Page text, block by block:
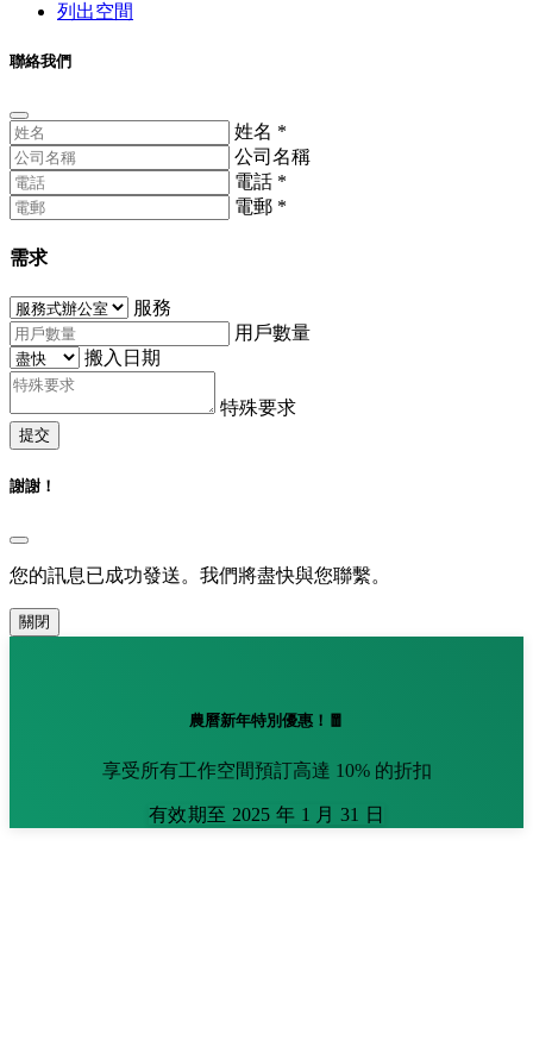
列出空間
聯絡我們
姓名 *
公司名稱
電話 *
電郵 *
需求
服務
用戶數量
搬入日期
特殊要求
提交
謝謝！
您的訊息已成功發送。我們將盡快與您聯繫。
關閉
農曆新年特別優惠！🧧
享受所有工作空間預訂高達 10% 的折扣
有效期至 2025 年 1 月 31 日